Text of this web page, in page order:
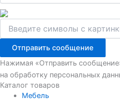
Отправить сообщение
Нажимая «Отправить
на обработку персональных
Каталог товаров
Мебель